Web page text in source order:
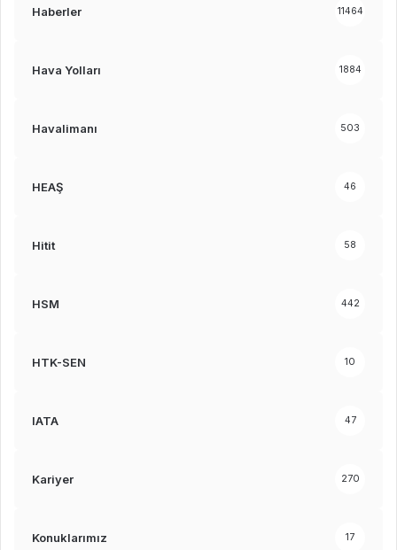
Haberler 11464
Hava Yolları 1884
Havalimanı 503
HEAŞ 46
Hitit 58
HSM 442
HTK-SEN 10
IATA 47
Kariyer 270
Konuklarımız 17